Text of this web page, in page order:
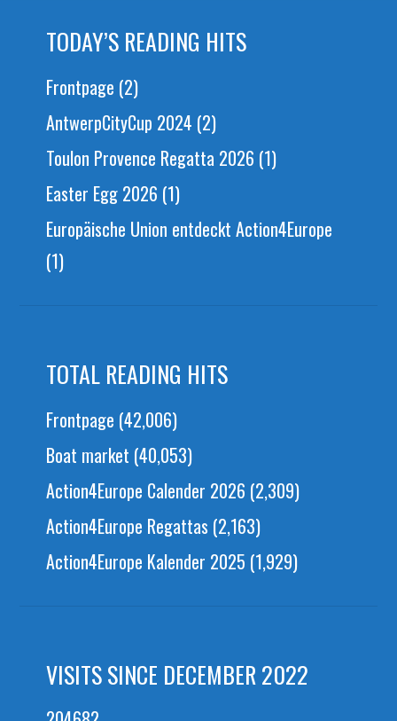
TODAY’S READING HITS
Frontpage (2)
AntwerpCityCup 2024 (2)
Toulon Provence Regatta 2026 (1)
Easter Egg 2026 (1)
Europäische Union entdeckt Action4Europe
(1)
TOTAL READING HITS
Frontpage (42,006)
Boat market (40,053)
Action4Europe Calender 2026 (2,309)
Action4Europe Regattas (2,163)
Action4Europe Kalender 2025 (1,929)
VISITS SINCE DECEMBER 2022